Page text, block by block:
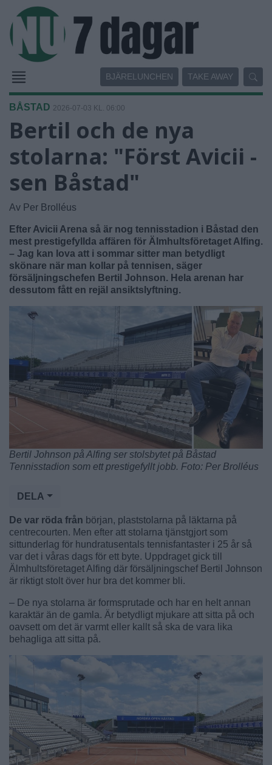
BJÄRELUNCHEN TAKE AWAY
BÅSTAD 2026-07-03 KL. 06:00
Bertil och de nya
stolarna: "Först Avicii -
sen Båstad"
Av Per Brolléus
Efter Avicii Arena så är nog tennisstadion i Båstad den
mest prestigefyllda affären för Älmhultsföretaget Alfing.
– Jag kan lova att i sommar sitter man betydligt
skönare när man kollar på tennisen, säger
försäljningschefen Bertil Johnson. Hela arenan har
dessutom fått en rejäl ansiktslyftning.
Bertil Johnson på Alfing ser stolsbytet på Båstad
Tennisstadion som ett prestigefyllt jobb. Foto: Per Brolléus
DELA
De var röda från början, plaststolarna på läktarna på
centrecourten. Men efter att stolarna tjänstgjort som
sittunderlag för hundratusentals tennisfantaster i 25 år så
var det i våras dags för ett byte. Uppdraget gick till
Älmhultsföretaget Alfing där försäljningschef Bertil Johnson
är riktigt stolt över hur bra det kommer bli.
– De nya stolarna är formsprutade och har en helt annan
karaktär än de gamla. Är betydligt mjukare att sitta på och
oavsett om det är varmt eller kallt så ska de vara lika
behagliga att sitta på.